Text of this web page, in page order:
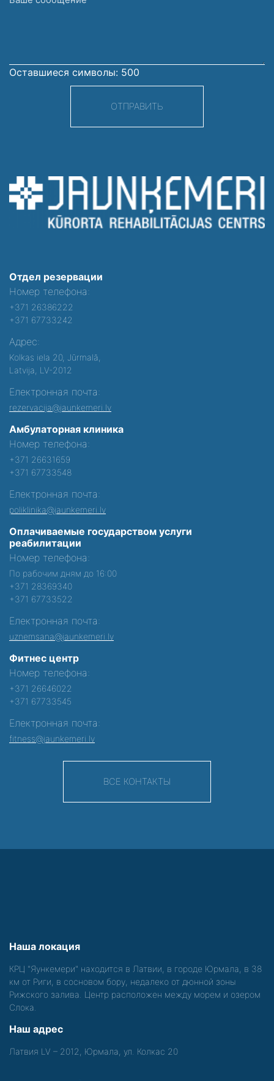
Оставшиеся символы: 500
ОТПРАВИТЬ
Отдел резервации
Номер телефона:
+371 26386222
+371 67733242
Адрес:
Kolkas iela 20, Jūrmalā,
Latvija, LV-2012
Електронная почта:
rezervacija@jaunkemeri.lv
Амбулаторная клиника
Номер телефона:
+371 26631659
+371 67733548
Електронная почта:
poliklinika@jaunkemeri.lv
Оплачиваемые государством услуги
реабилитации
Номер телефона:
По рабочим дням до 16:00
+371 28369340
+371 67733522
Електронная почта:
uznemsana@jaunkemeri.lv
Фитнес центр
Номер телефона:
+371 26646022
+371 67733545
Електронная почта:
fitness@jaunkemeri.lv
ВСЕ КОНТАКТЫ
Наша локация
КРЦ "Яункемери" находится в Латвии, в городе Юрмала, в 38
км от Риги, в сосновом бору, недалеко от дюнной зоны
Рижского залива. Центр расположен между морем и озером
Слока.
Наш адрес
Латвия LV – 2012, Юрмала, ул. Колкас 20